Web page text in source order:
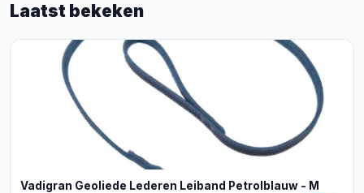
Laatst bekeken
Vadigran Geoliede Lederen Leiband Petrolblauw - M